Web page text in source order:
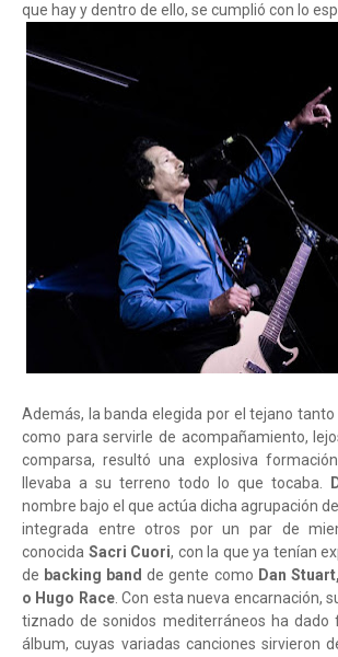
que hay y dentro de ello, se cumplió con lo
Además, la banda elegida por el tejano
como para servirle de acompañamiento,
comparsa, resultó una explosiva
llevaba a su terreno todo lo que tocaba.
nombre bajo el que actúa dicha agrupación
integrada entre otros por un par de
conocida Sacri Cuori, con la que ya tenían
de backing band de gente como Dan
o Hugo Race. Con esta nueva encarnación,
tiznado de sonidos mediterráneos ha
álbum, cuyas variadas canciones sirvieron